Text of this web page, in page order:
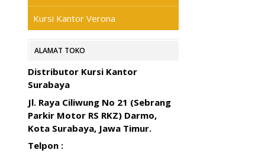
Kursi Kantor Verona
ALAMAT TOKO
Distributor Kursi Kantor
Surabaya
Jl. Raya Ciliwung No 21 (Sebrang
Parkir Motor RS RKZ) Darmo,
Kota Surabaya, Jawa Timur.
Telpon :